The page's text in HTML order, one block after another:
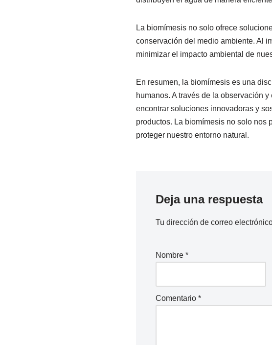
La biomímesis no solo ofrece
conservación del medio ambiente. Al
minimizar el impacto ambiental de
En resumen, la biomímesis es una
humanos. A través de la observación
encontrar soluciones innovadoras y
productos. La biomímesis no solo nos
proteger nuestro entorno natural.
Deja una respuesta
Tu dirección de correo
Nombre *
Comentario *